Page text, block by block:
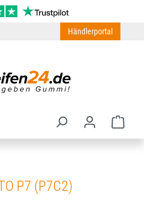
Händlerportal
P7 (P7C2)